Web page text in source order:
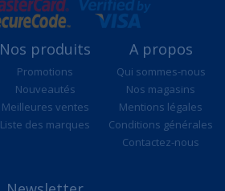
Nos produits
Promotions
Nouveautés
Meilleures ventes
Liste des marques
A propos
Qui sommes-nous
Nos magasins
Mentions légales
Conditions générales
Contactez-nous